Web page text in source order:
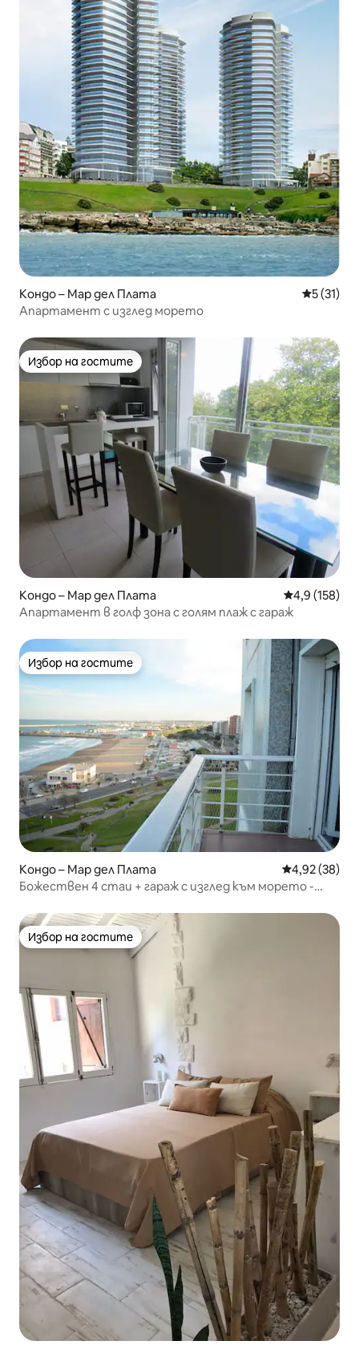
Кондо – Мар дел Плата Средна
5 (31)
Апартамент с изглед морето
Избор на гостите
Избор на гостите
Кондо – Мар дел Плата Средна
4,9 (158)
Апартамент в голф зона с голям плаж с гараж
Избор на гостите
Избор на гостите
Кондо – Мар дел Плата Средна
4,92 (38)
Божествен 4 стаи + гараж с изглед към морето -
Избор на гостите
Избор на гостите